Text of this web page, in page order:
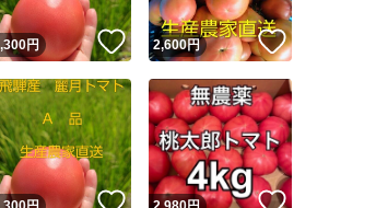
ユーザーの実績について
！
円 いいね！
2,600円 いいね！
！ いいね！ いいね！